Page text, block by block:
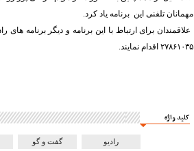
مهمانان تلفنی این برنامه یاد کرد.
۲۷۸۶۱۰۳۵ اقدام نمایند.
کلید واژه
رادیو گفت و گو